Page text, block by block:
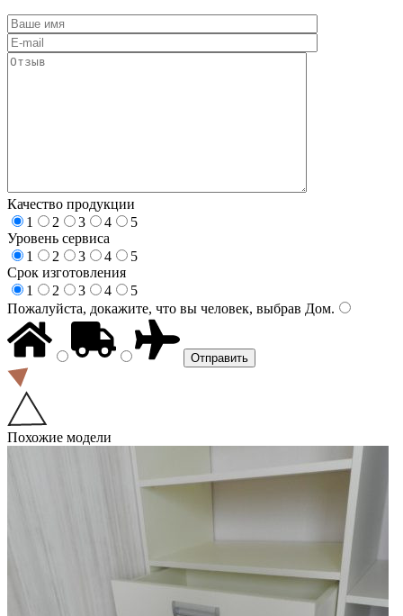
Качество продукции
1
2 3 4
5
Уровень сервиса
1
2 3 4
5
Срок изготовления
1
2 3 4
5
Пожалуйста, докажите, что вы человек, выбрав Дом.
Похожие модели